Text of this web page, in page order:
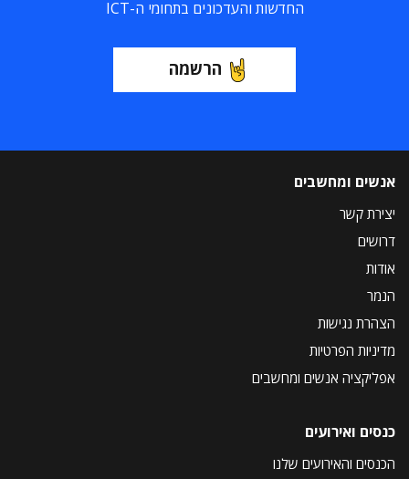
החדשות והעדכונים בתחומי ה-ICT
הרשמה
אנשים ומחשבים
יצירת קשר
דרושים
אודות
הנמר
הצהרת נגישות
מדיניות הפרטיות
אפליקציה אנשים ומחשבים
כנסים ואירועים
הכנסים והאירועים שלנו